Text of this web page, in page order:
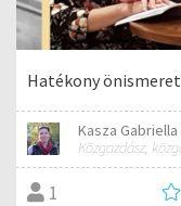
Hatékony önismeret
Kasza Gabriella
1